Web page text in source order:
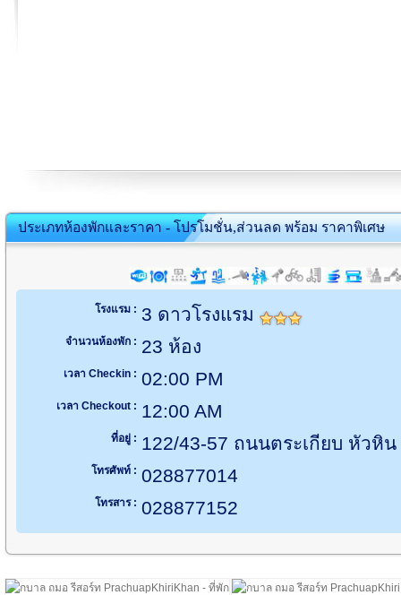
ประเภทห้องพักและราคา - โปรโมชั่น,ส่วนลด พร้อม ราคาพิเศษ
โรงแรม : 3 ดาวโรงแรม
จำนวนห้องพัก : 23 ห้อง
เวลา Checkin : 02:00 PM
เวลา Checkout : 12:00 AM
ที่อยู่ : 122/43-57 ถนนตระเกียบ หัวหิ
โทรศัพท์ : 028877014
โทรสาร : 028877152